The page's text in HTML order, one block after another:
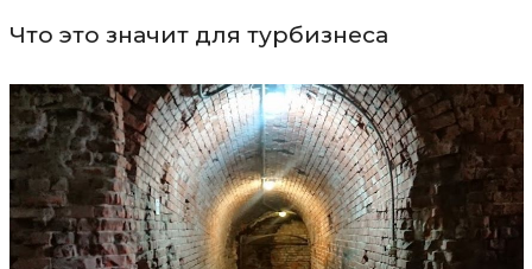
Что это значит для турбизнеса